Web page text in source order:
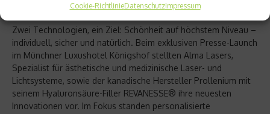
Cookie-RichtlinieDatenschutzImpressum
Zukunft der Ästhetik
Zwei Technologien, ein Ziel: Schönheit auf höchstem Niveau –
individuell, sicher und natürlich. Beim exklusiven Presse-Launch
im Münchner Luxushotel Königshof stellten Alma Lasers,
Spezialist für ästhetische und medizinische Laser- und
Lichtsysteme, sowie der kanadische Hersteller Prollenium mit
seinem Hyaluronsäure-Filler REVANESSE® ihre neuesten
Innovationen vor. Im Fokus standen personalisierte